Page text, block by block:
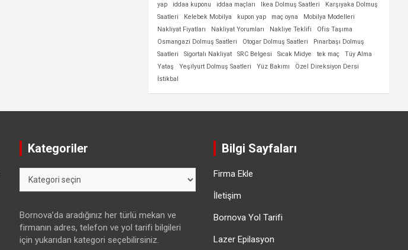
yap
iddaa kuponu iddaa maçları Ikea Dolmuş Saatleri
Karşıyaka Dolmuş
Saatleri
Kelebek Mobilya kupon yap maç oyna
Mobilya Modelleri
Nakliyat Fiyatları
Nakliyat Yorumları Nakliye Teklifi
Ofis Taşıma
Osmangazi Dolmuş Saatleri
Otogar Dolmuş Saatleri
Pınarbaşı Dolmuş
Saatleri
Sigortalı Nakliyat SRC Belgesi Sıcak Midye tek maç
Tüy Alma
Yataş
Yeşilyurt Dolmuş Saatleri Yüz Bakımı
Özel Direksiyon Dersi
İstikbal
Kategoriler
Bornova’da aradığınız her türlü mekan ve
firmanın adres, telefon ve yol tarifi bilgileri
için yukarıdan kategori seçebilirsiniz.
Bilgi Sayfaları
Firma Ekle
İletişim
Bornova Yol Tarifi
Lazer Epilasyon